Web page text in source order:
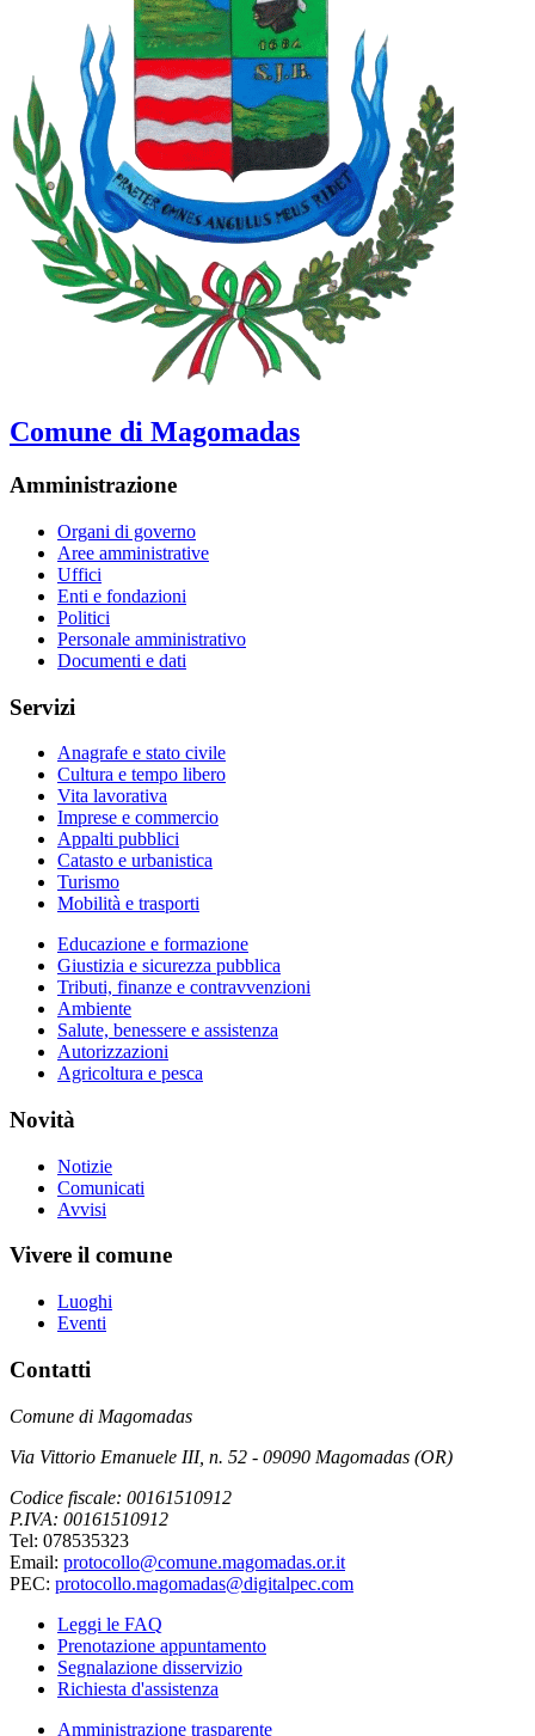
Comune di Magomadas
Amministrazione
Organi di governo
Aree amministrative
Uffici
Enti e fondazioni
Politici
Personale amministrativo
Documenti e dati
Servizi
Anagrafe e stato civile
Cultura e tempo libero
Vita lavorativa
Imprese e commercio
Appalti pubblici
Catasto e urbanistica
Turismo
Mobilità e trasporti
Educazione e formazione
Giustizia e sicurezza pubblica
Tributi, finanze e contravvenzioni
Ambiente
Salute, benessere e assistenza
Autorizzazioni
Agricoltura e pesca
Novità
Notizie
Comunicati
Avvisi
Vivere il comune
Luoghi
Eventi
Contatti
Comune di Magomadas
Via Vittorio Emanuele III, n. 52 - 09090 Magomadas (OR)
Codice fiscale: 00161510912
P.IVA: 00161510912
Tel: 078535323
Email: protocollo@comune.magomadas.or.it
PEC: protocollo.magomadas@digitalpec.com
Leggi le FAQ
Prenotazione appuntamento
Segnalazione disservizio
Richiesta d'assistenza
Amministrazione trasparente